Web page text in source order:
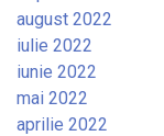
august 2022
iulie 2022
iunie 2022
mai 2022
aprilie 2022